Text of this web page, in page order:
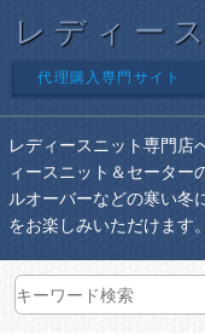
レディー
代理購入専門サイト
レディースニット専門店
ィースニット＆セーター
ルオーバーなどの寒い冬
をお楽しみいただけます。